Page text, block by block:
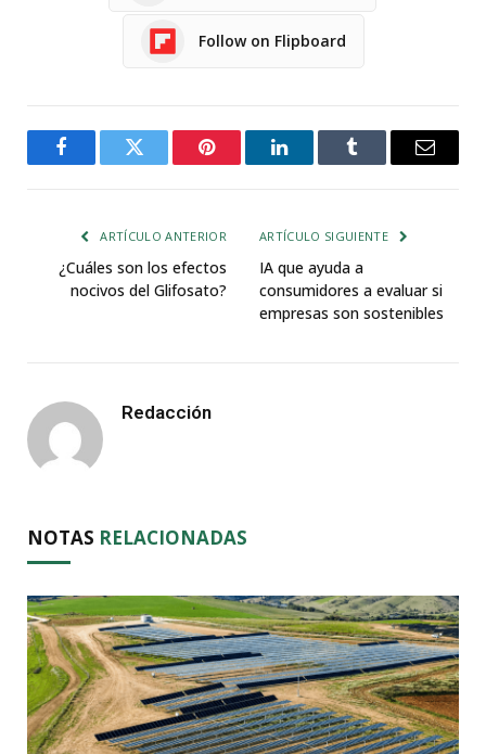
Follow on Flipboard
FacebookTwitter Pinterest LinkedInTumblr Email
ARTÍCULO ANTERIOR
¿Cuáles son los efectos
nocivos del Glifosato?
ARTÍCULO SIGUIENTE
IA que ayuda a
consumidores a evaluar si
empresas son sostenibles
Redacción
NOTAS RELACIONADAS